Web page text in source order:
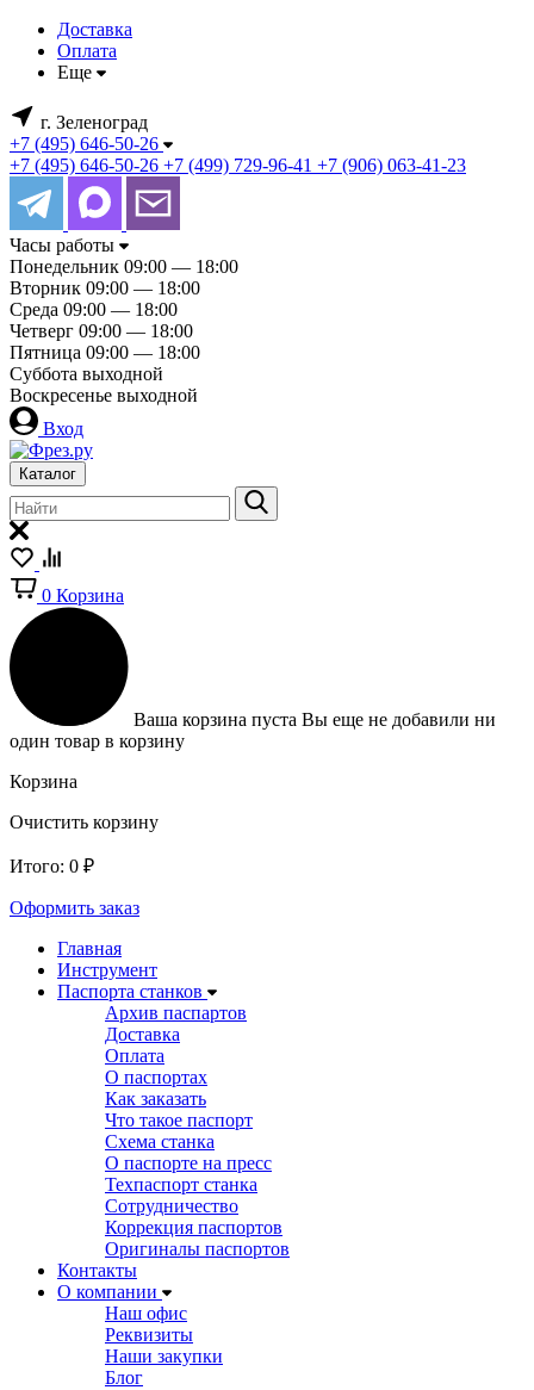
Доставка
Оплата
Еще
г. Зеленоград
+7 (495) 646-50-26
+7 (495) 646-50-26 +7 (499) 729-96-41 +7 (906) 063-41-23
Часы работы
Понедельник 09:00 — 18:00
Вторник 09:00 — 18:00
Среда 09:00 — 18:00
Четверг 09:00 — 18:00
Пятница 09:00 — 18:00
Суббота выходной
Воскресенье выходной
Вход
Каталог
0 Корзина
Ваша корзина пуста Вы еще не добавили ни
один товар в корзину
Корзина
Очистить корзину
Итого: 0 ₽
Оформить заказ
Главная
Инструмент
Паспорта станков
Архив паспартов
Доставка
Оплата
О паспортах
Как заказать
Что такое паспорт
Схема станка
О паспорте на пресс
Техпаспорт станка
Сотрудничество
Коррекция паспортов
Оригиналы паспортов
Контакты
О компании
Наш офис
Реквизиты
Наши закупки
Блог